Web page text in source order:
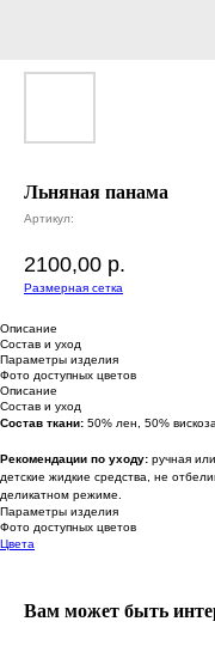
Льняная панама
Артикул:
2100,00 р.
Размерная сетка
Описание
Состав и уход
Параметры изделия
Фото доступных цветов
Описание
Состав и уход
Состав ткани: 50% лен, 50%
Рекомендации по уходу: ручная
детские жидкие средства, не
деликатном режиме.
Параметры изделия
Фото доступных цветов
Цвета
Вам может быть